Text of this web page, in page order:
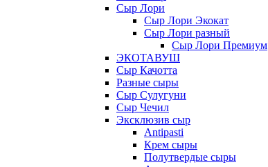
Сыр Лори
Сыр Лори Экокат
Сыр Лори разный
Сыр Лори Премиум
ЭКОТАВУШ
Сыр Качотта
Разные сыры
Сыр Сулугуни
Сыр Чечил
Эксклюзив сыр
Antipasti
Крем сыры
Полутвердые сыры